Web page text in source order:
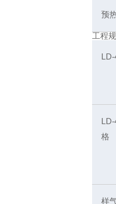
预
工程
格
样